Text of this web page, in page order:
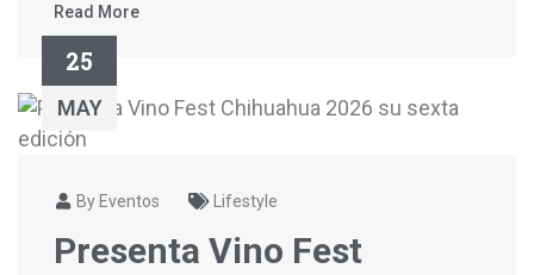
Read More
25
MAY
By Eventos Lifestyle
Presenta Vino Fest